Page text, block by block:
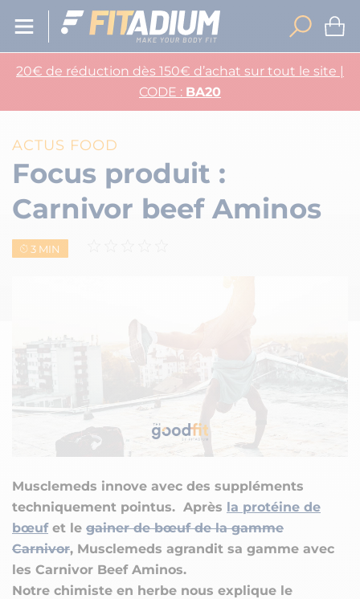
20€ de réduction dès 150€ d’achat sur tout le site |
CODE : BA20
ACTUS FOOD
Focus produit :
Carnivor beef Aminos
3 MIN
Musclemeds innove avec des suppléments
techniquement pointus. Après la protéine de
bœufet le gainer de bœuf de la gamme
Carnivor, Musclemeds agrandit sa gamme avec
les Carnivor Beef Aminos.
Notre chimiste en herbe nous explique le